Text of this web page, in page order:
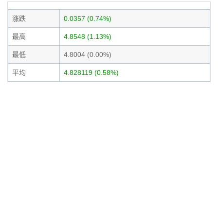
涨跌 0.0357 (0.74%)
最高 4.8548 (1.13%)
最低 4.8004 (0.00%)
平均 4.828119 (0.58%)